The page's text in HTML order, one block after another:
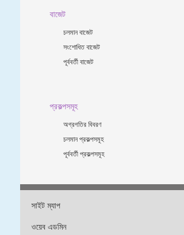
বাজেট
চলমান বাজেট
সংশোধিত বাজেট
পূর্ববর্তী বাজেট
প্রকল্পসমূহ
অগ্রগতির বিবরণ
চলমান প্রকল্পসমূহ
পূর্ববর্তী প্রকল্পসমূহ
সাইট ম্যাপ
ওয়েব এডমিন